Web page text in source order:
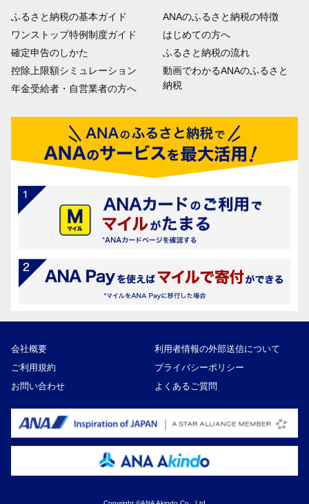
ふるさと納税の基本ガイド
ワンストップ特例制度ガイド
確定申告のしかた
控除上限額シミュレーション
年金受給者・自営業者の方へ
ANAのふるさと納税の特徴
はじめての方へ
ふるさと納税の流れ
動画でわかるANAのふるさと
納税
会社概要
利用者情報の外部送信について
ご利用規約
プライバシーポリシー
お問い合わせ
よくあるご質問